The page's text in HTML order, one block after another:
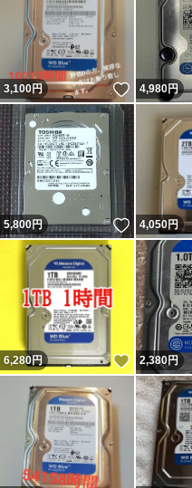
3,100円 いいね！
4,980円
5,800円 いいね！
4,050円
6,280円 いいね！
2,380円